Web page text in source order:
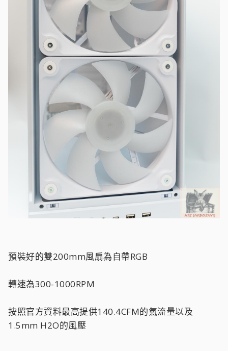
預裝好的雙200mm風扇為自帶RGB
轉速為300-1000RPM
按照官方資料最高提供140.4CFM的氣流量以及
1.5mm H2O的風壓